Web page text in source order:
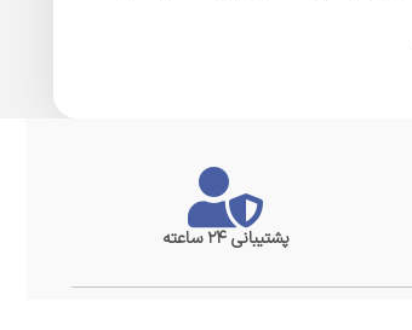
پشتیبانی ۲۴ ساعته